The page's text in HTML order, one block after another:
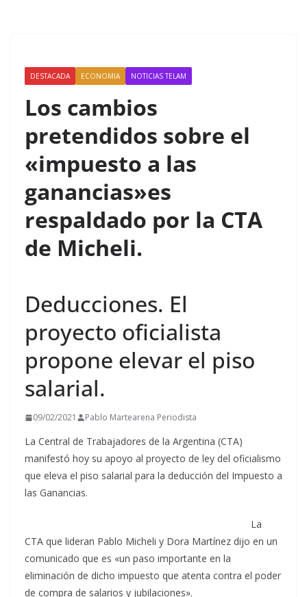
DESTACADA ECONOMIA NOTICIAS TELAM
Los cambios
pretendidos sobre el
«impuesto a las
ganancias»es
respaldado por la CTA
de Micheli.
Deducciones. El
proyecto oficialista
propone elevar el piso
salarial.
09/02/2021 Pablo Martearena Periodista
La Central de Trabajadores de la Argentina (CTA)
manifestó hoy su apoyo al proyecto de ley del oficialismo
que eleva el piso salarial para la deducción del Impuesto a
las Ganancias.
La
CTA que lideran Pablo Micheli y Dora Martínez dijo en un
comunicado que es «un paso importante en la
eliminación de dicho impuesto que atenta contra el poder
de compra de salarios y jubilaciones».